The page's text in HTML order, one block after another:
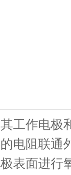
工作电极
电阻联通
表面进行